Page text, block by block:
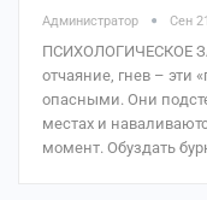
Администратор Сен
ПСИХОЛОГИЧЕСКОЕ
отчаяние, гнев – эти
опасными. Они
местах и
момент. Обуздать